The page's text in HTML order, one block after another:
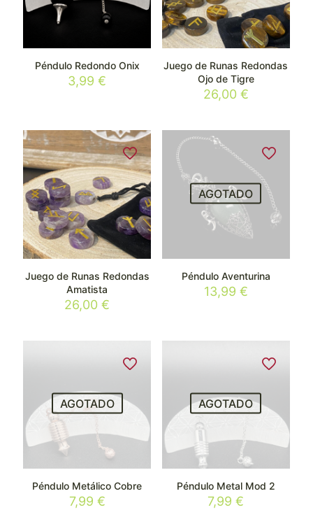
Péndulo Redondo Onix
3,99€
Juego de Runas Redondas
Ojo de Tigre
26,00 €
Juego de Runas Redondas
Amatista
26,00€
AGOTADO
Péndulo Aventurina
13,99 €
AGOTADO
Péndulo Metálico Cobre
7,99 €
AGOTADO
Péndulo Metal Mod 2
7,99€